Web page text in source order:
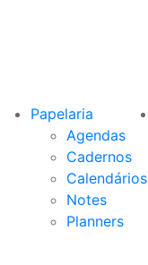
Papelaria
Agendas
Cadernos
Calendários
Notes
Planners